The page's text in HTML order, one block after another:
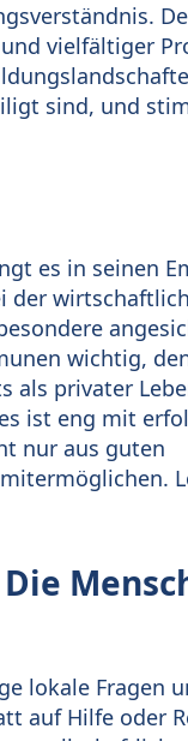
vielfältiger
sind, und
es in seinen
der
wichtig,
als privater
ist eng mit
nur aus guten
lokale Fragen
auf Hilfe oder